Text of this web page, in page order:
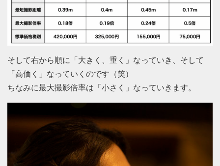
そして右から順に「大きく、重く」なっていき、そして
「高価く」なっていくのです（笑）
ちなみに最大撮影倍率は「小さく」なっていきます。